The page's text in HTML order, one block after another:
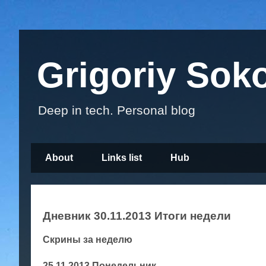
Grigoriy
Deep in tech. Personal blog
About Links list Hub
Дневник 30.11.2013 Итоги недели
Скрины за неделю